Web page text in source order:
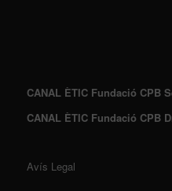
CANAL ÈTIC Fundació CPB
CANAL ÈTIC Fundació CPB
Avís Legal